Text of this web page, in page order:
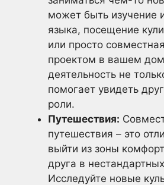
может быть изучение
языка, посещение
или просто
проектом в вашем
деятельность не
помогает увидеть
роли.
Путешествия:
путешествия – это
выйти из зоны
друга в
Исследуйте новые